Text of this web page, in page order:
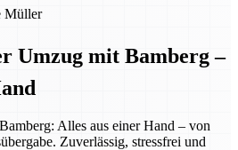
Müller
Umzug mit Bamberg –
Alles aus einer Hand – von
Zuverlässig, stressfrei und